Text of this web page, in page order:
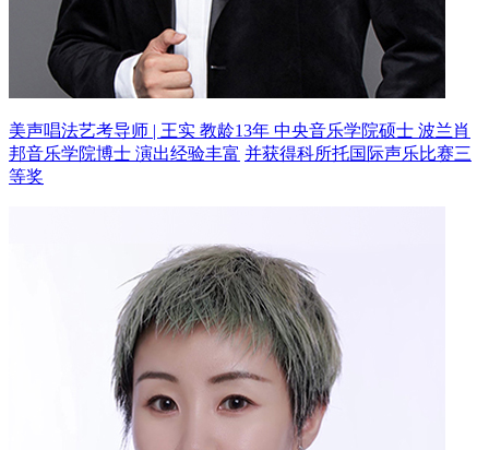
美声唱法艺考导师 | 王实 教龄13年 中央音乐学院硕士 波兰肖
邦音乐学院博士 演出经验丰富 并获得科所托国际声乐比赛三
等奖